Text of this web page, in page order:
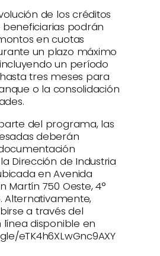
de los créditos
beneficiarias podrán
en cuotas
un plazo máximo
un período
tres meses para
o la consolidación
del programa, las
deberán
Dirección de Industria
en Avenida
Martín 750 Oeste, 4°
Alternativamente,
a través del
disponible en
eTK4h6XLwGnc9AXY